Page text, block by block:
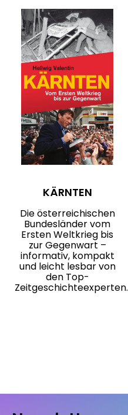
KÄRNTEN
Die österreichischen
Bundesländer vom
Ersten Weltkrieg bis
zur Gegenwart –
informativ, kompakt
und leicht lesbar von
den Top-
Zeitgeschichteexperten.